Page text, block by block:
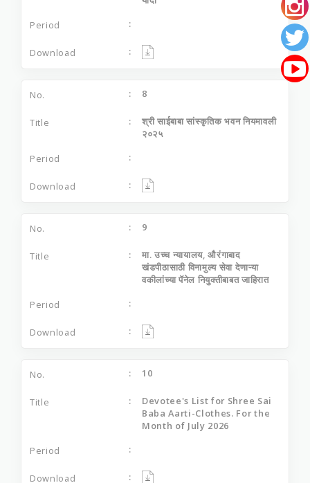
8
श्री साईबाबा सांस्कृतिक भवन नियमावली
२०२५
9
मा. उच्च न्यायालय, औरंगाबाद
खंडपीठासाठी विनामुल्य सेवा देणाऱ्या
वकीलांच्या पॅनेल नियुक्तीबाबत जाहिरात
10
Devotee's List for Shree Sai
Baba Aarti-Clothes. For the
Month of July 2026